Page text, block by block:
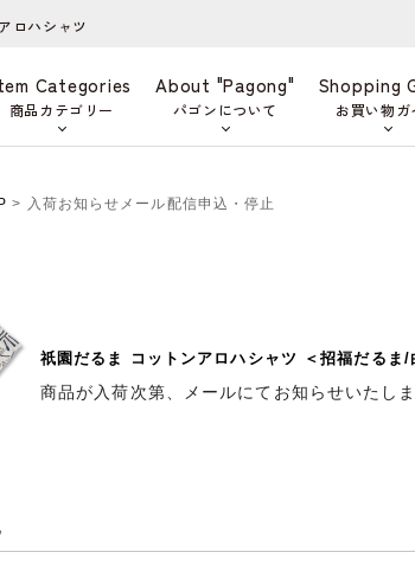
ロハシャツ
Categories
商品カテゴリー
About "Pagong"
パゴンについて
Shopping
お買い物ガ
> 入荷お知らせメール配信申込・停止
祇園だるま コットンアロハシャツ ＜招福だるま/
商品が入荷次第、メールにてお知らせいたしま